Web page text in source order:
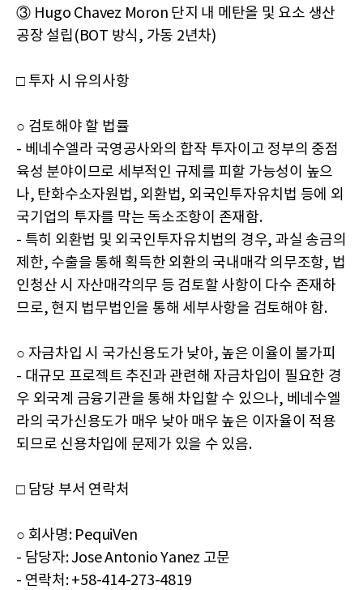
③ Hugo Chavez Moron 단지 내 메탄올 및 요소 생산
공장 설립(BOT 방식, 가동 2년차)
□ 투자 시 유의사항
○ 검토해야 할 법률
- 베네수엘라 국영공사와의 합작 투자이고 정부의 중점
육성 분야이므로 세부적인 규제를 피할 가능성이 높으
나, 탄화수소자원법, 외환법, 외국인투자유치법 등에 외
국기업의 투자를 막는 독소조항이 존재함.
- 특히 외환법 및 외국인투자유치법의 경우, 과실 송금의
제한, 수출을 통해 획득한 외환의 국내매각 의무조항, 법
인청산 시 자산매각의무 등 검토할 사항이 다수 존재하
므로, 현지 법무법인을 통해 세부사항을 검토해야 함.
○ 자금차입 시 국가신용도가 낮아, 높은 이율이 불가피
- 대규모 프로젝트 추진과 관련해 자금차입이 필요한 경
우 외국계 금융기관을 통해 차입할 수 있으나, 베네수엘
라의 국가신용도가 매우 낮아 매우 높은 이자율이 적용
되므로 신용차입에 문제가 있을 수 있음.
□ 담당 부서 연락처
○ 회사명: PequiVen
- 담당자: Jose Antonio Yanez 고문
- 연락처: +58-414-273-4819